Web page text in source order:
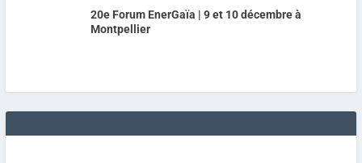
20e Forum EnerGaïa | 9 et 10 décembre à
Montpellier